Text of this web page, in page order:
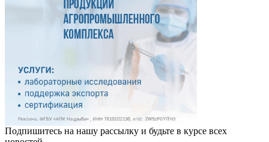
Подпишитесь на нашу рассылку и будьте в курсе всех